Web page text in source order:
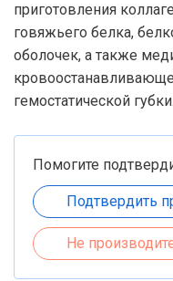
приготовления
говяжьего белка,
оболочек, а также
гемостатической губки.
Помогите
Подтвердить
Не